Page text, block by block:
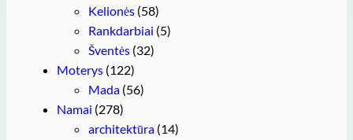
Kelionės (58)
Rankdarbiai (5)
Šventės (32)
Moterys (122)
Mada (56)
Namai (278)
architektūra (14)